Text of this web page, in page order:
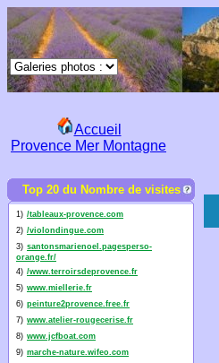
Accueil
Provence Mer Montagne
Top 20 du Nombre de visites
1) /tableaux-provence.com
2) /violondingue.com
3) santonsmarienoel.pagesperso-
orange.fr/
4) /www.terroirsdeprovence.fr
5) www.miellerie.fr
6) peinture2provence.free.fr
7) www.atelier-rougecerise.fr
8) www.jcfboat.com
9) marche-nature.wifeo.com